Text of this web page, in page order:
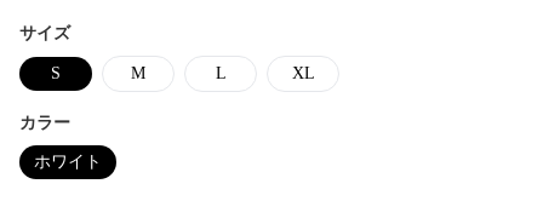
サイズ
S M L XL
カラー
ホワイト